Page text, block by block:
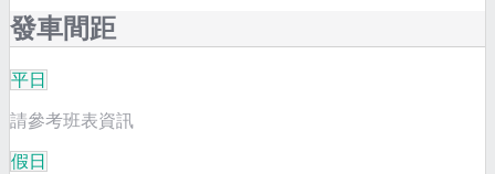
發車間距
平日
請參考班表資訊
假日